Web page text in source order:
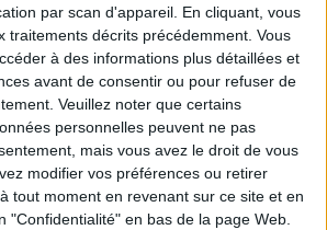
par scan d'appareil. En cliquant, vous
traitements décrits précédemment. Vous
à des informations plus détaillées et
avant de consentir ou pour refuser de
Veuillez noter que certains
personnelles peuvent ne pas
mais vous avez le droit de vous
modifier vos préférences ou retirer
tout moment en revenant sur ce site et en
"Confidentialité" en bas de la page Web.
for our newsletter